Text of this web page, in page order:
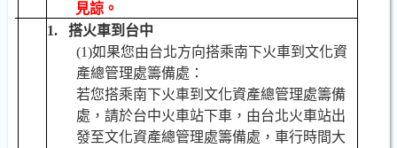
見諒。
1.
搭火車到台中
(1)如果您由台北方向搭乘南下火車到文化資
產總管理處籌備處：
若您搭乘南下火車到文化資產總管理處籌備
處，請於台中火車站下車，由台北火車站出
發至文化資產總管理處籌備處，車行時間大